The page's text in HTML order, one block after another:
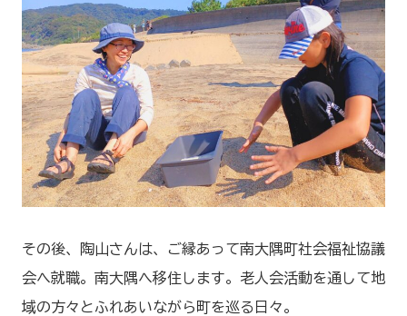
その後、陶山さんは、ご縁あって南大隅町社会福祉協議
会へ就職。南大隅へ移住します。老人会活動を通して地
域の方々とふれあいながら町を巡る日々。